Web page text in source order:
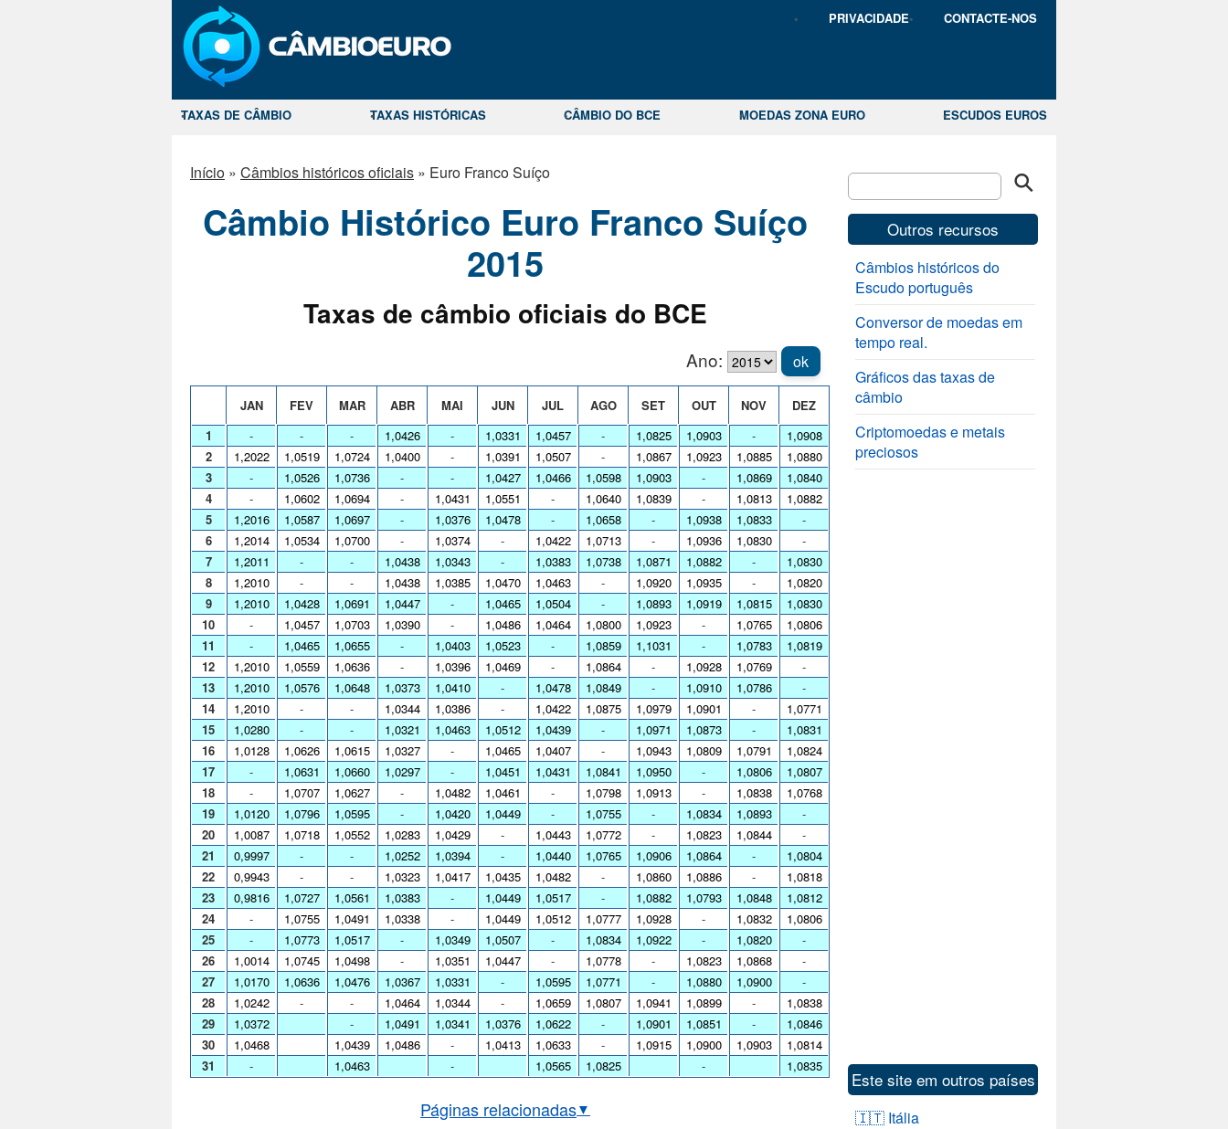
PRIVACIDADE CONTACTE-NOS
TAXAS DE CÂMBIO TAXAS HISTÓRICAS CÂMBIO DO BCE MOEDAS ZONA EURO ESCUDOS EUROS
Início » Câmbios históricos oficiais » Euro Franco Suíço
Câmbio Histórico Euro Franco Suíço
2015
Taxas de câmbio oficiais do BCE
Ano: ok
JAN FEV MAR ABR MAI JUN JUL AGO SET OUT NOV
DEZ
1
2
3
4
5
6
7
8
9
10
11
12
13
14
15
16
17
18
19
20
21
22
23
24
25
26
27
28
29
30
31
-
1,2022
-
-
1,2016
1,2014
1,2011
1,2010
1,2010
-
-
1,2010
1,2010
1,2010
1,0280
1,0128
-
-
1,0120
1,0087
0,9997
0,9943
0,9816
-
-
1,0014
1,0170
1,0242
1,0372
1,0468
-
-
1,0519
1,0526
1,0602
1,0587
1,0534
-
-
1,0428
1,0457
1,0465
1,0559
1,0576
-
-
1,0626
1,0631
1,0707
1,0796
1,0718
-
-
1,0727
1,0755
1,0773
1,0745
1,0636
-
-
1,0724
1,0736
1,0694
1,0697
1,0700
-
-
1,0691
1,0703
1,0655
1,0636
1,0648
-
-
1,0615
1,0660
1,0627
1,0595
1,0552
-
-
1,0561
1,0491
1,0517
1,0498
1,0476
-
-
1,0439
1,0463
1,0426
1,0400
-
-
-
-
1,0438
1,0438
1,0447
1,0390
-
-
1,0373
1,0344
1,0321
1,0327
1,0297
-
-
1,0283
1,0252
1,0323
1,0383
1,0338
-
-
1,0367
1,0464
1,0491
1,0486
-
-
-
1,0431
1,0376
1,0374
1,0343
1,0385
-
-
1,0403
1,0396
1,0410
1,0386
1,0463
-
-
1,0482
1,0420
1,0429
1,0394
1,0417
-
-
1,0349
1,0351
1,0331
1,0344
1,0341
-
-
1,0331
1,0391
1,0427
1,0551
1,0478
-
-
1,0470
1,0465
1,0486
1,0523
1,0469
-
-
1,0512
1,0465
1,0451
1,0461
1,0449
-
-
1,0435
1,0449
1,0449
1,0507
1,0447
-
-
1,0376
1,0413
1,0457
1,0507
1,0466
-
-
1,0422
1,0383
1,0463
1,0504
1,0464
-
-
1,0478
1,0422
1,0439
1,0407
1,0431
-
-
1,0443
1,0440
1,0482
1,0517
1,0512
-
-
1,0595
1,0659
1,0622
1,0633
1,0565
-
-
1,0598
1,0640
1,0658
1,0713
1,0738
-
-
1,0800
1,0859
1,0864
1,0849
1,0875
-
-
1,0841
1,0798
1,0755
1,0772
1,0765
-
-
1,0777
1,0834
1,0778
1,0771
1,0807
-
-
1,0825
1,0825
1,0867
1,0903
1,0839
-
-
1,0871
1,0920
1,0893
1,0923
1,1031
-
-
1,0979
1,0971
1,0943
1,0950
1,0913
-
-
1,0906
1,0860
1,0882
1,0928
1,0922
-
-
1,0941
1,0901
1,0915
1,0903
1,0923
-
-
1,0938
1,0936
1,0882
1,0935
1,0919
-
-
1,0928
1,0910
1,0901
1,0873
1,0809
-
-
1,0834
1,0823
1,0864
1,0886
1,0793
-
-
1,0823
1,0880
1,0899
1,0851
1,0900
-
-
1,0885
1,0869
1,0813
1,0833
1,0830
-
-
1,0815
1,0765
1,0783
1,0769
1,0786
-
-
1,0791
1,0806
1,0838
1,0893
1,0844
-
-
1,0848
1,0832
1,0820
1,0868
1,0900
-
-
1,0903
1,0908
1,0880
1,0840
1,0882
-
-
1,0830
1,0820
1,0830
1,0806
1,0819
-
-
1,0771
1,0831
1,0824
1,0807
1,0768
-
-
1,0804
1,0818
1,0812
1,0806
-
-
-
1,0838
1,0846
1,0814
1,0835
Páginas relacionadas▼
Outros recursos
Câmbios históricos do
Escudo português
Conversor de moedas em
tempo real.
Gráficos das taxas de
câmbio
Criptomoedas e metais
preciosos
Este site em outros países
🇮🇹 Itália